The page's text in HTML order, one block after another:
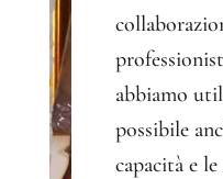
abbiamo
possibile
capacità e